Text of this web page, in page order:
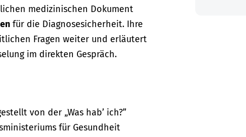
medizinischen Dokument
für die Diagnosesicherheit. Ihre
Fragen weiter und erläutert
im direkten Gespräch.
von der „Was hab’ ich?”
für Gesundheit